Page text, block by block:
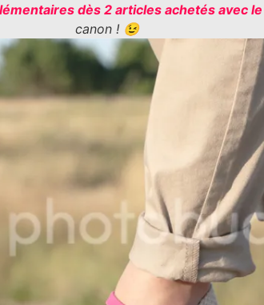
dès 2 articles achetés avec
canon ! 😉